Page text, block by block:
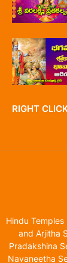
RIGHT
Hindu
and Arjitha
Pradakshina
Navaneetha